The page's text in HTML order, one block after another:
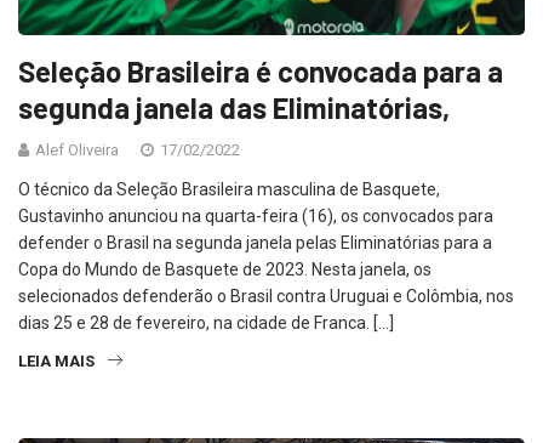
Seleção Brasileira é convocada para a
segunda janela das Eliminatórias,
Alef Oliveira 17/02/2022
O técnico da Seleção Brasileira masculina de Basquete,
Gustavinho anunciou na quarta-feira (16), os convocados para
defender o Brasil na segunda janela pelas Eliminatórias para a
Copa do Mundo de Basquete de 2023. Nesta janela, os
selecionados defenderão o Brasil contra Uruguai e Colômbia, nos
dias 25 e 28 de fevereiro, na cidade de Franca. […]
LEIA MAIS